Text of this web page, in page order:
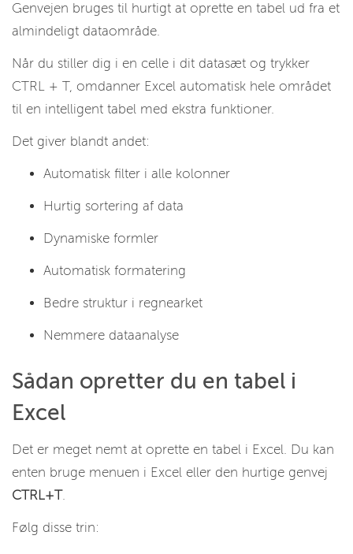
Genvejen bruges til hurtigt at oprette en tabel ud fra et
almindeligt dataområde.
Når du stiller dig i en celle i dit datasæt og trykker
CTRL + T, omdanner Excel automatisk hele området
til en intelligent tabel med ekstra funktioner.
Det giver blandt andet:
Automatisk filter i alle kolonner
Hurtig sortering af data
Dynamiske formler
Automatisk formatering
Bedre struktur i regnearket
Nemmere dataanalyse
Sådan opretter du en tabel i
Excel
Det er meget nemt at oprette en tabel i Excel. Du kan
enten bruge menuen i Excel eller den hurtige genvej
CTRL+T.
Følg disse trin: